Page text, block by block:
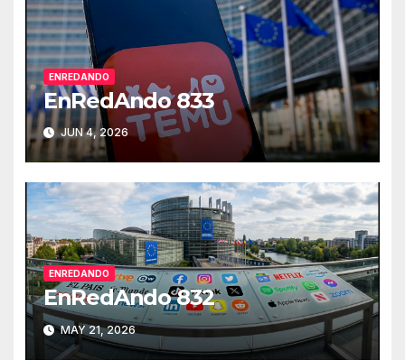
ENREDANDO
EnRedAndo 833
JUN 4, 2026
ENREDANDO
EnRedAndo 832
MAY 21, 2026